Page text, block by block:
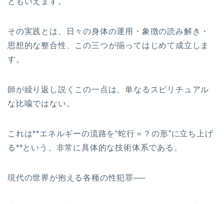
その実践とは、日々の身体の運用・象徴の読み解き・
思想的な整合性、この三つが揃ってはじめて成立しま
す。
師が繰り返し説くこの一点は、単なるスピリチュアル
な比喩ではない。
これは**エネルギーの流路を“蛇行＝？の形”に立ち上げ
る**という、非常に具体的な技術体系である。
現代の世界が抱える各種の性犯罪──